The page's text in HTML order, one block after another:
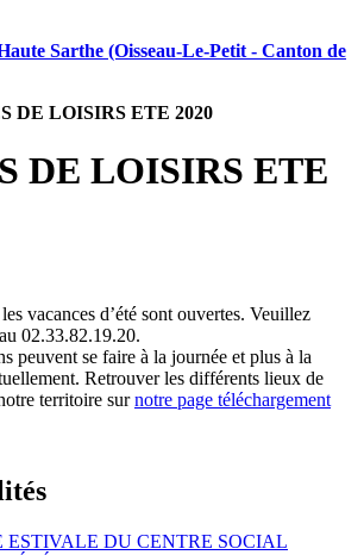
Sarthe (Oisseau-Le-Petit - Canton de
DE LOISIRS ETE 2020
DE LOISIRS ETE
vacances d’été sont ouvertes. Veuillez
02.33.82.19.20.
peuvent se faire à la journée et plus à la
Retrouver les différents lieux de
territoire surnotre page téléchargement
ESTIVALE DU CENTRE SOCIAL